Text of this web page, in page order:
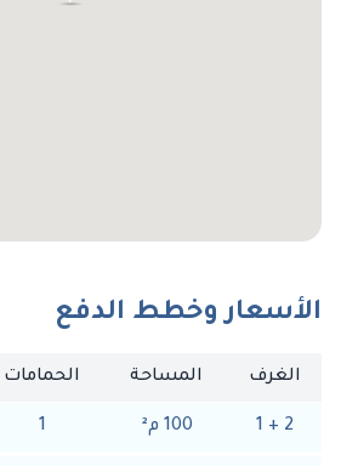
الأسعار وخطط الدفع
الغرف المساحة الحمامات
2
+
1
100 م²
1